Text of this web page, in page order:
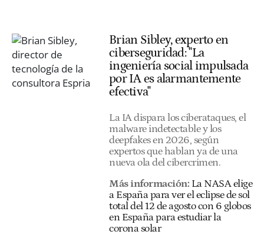
Brian Sibley, experto en
ciberseguridad: "La
ingeniería social impulsada
por IA es alarmantemente
efectiva"
La IA dispara los ciberataques, el
malware indetectable y los
deepfakes en 2026, según
expertos que hablan ya de una
nueva ola del cibercrimen.
Más información: La NASA elige
a España para ver el eclipse de sol
total del 12 de agosto con 6 globos
en España para estudiar la
corona solar